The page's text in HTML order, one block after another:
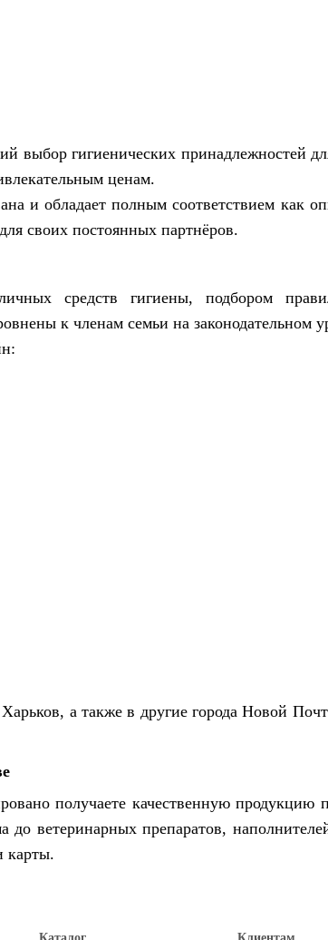
выбор гигиенических
ценам.
и обладает полным соответствием как
своих постоянных партнёров.
средств гигиены, подбором
к членам семьи на законодательном
а также в другие города Новой
получаете качественную
ветеринарных препаратов,
карты.